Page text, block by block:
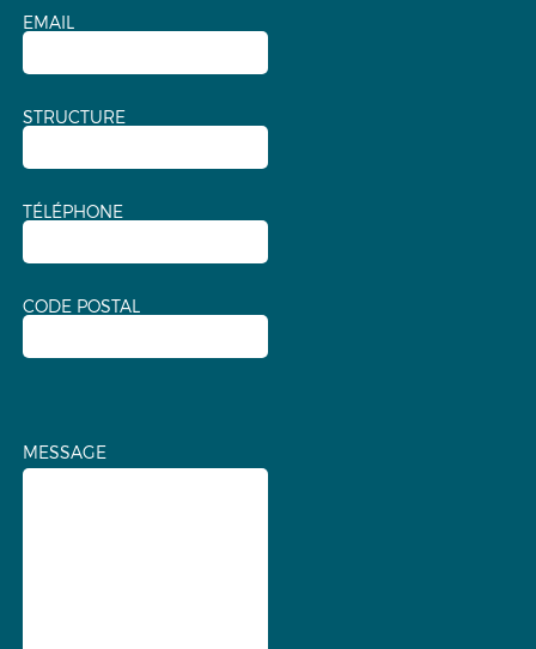
EMAIL
STRUCTURE
TÉLÉPHONE
CODE POSTAL
MESSAGE